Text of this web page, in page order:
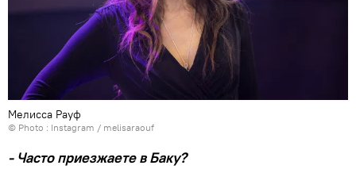
Мелисса Рауф
© Photo : Instagram / melisaraouf
- Часто приезжаете в Баку?